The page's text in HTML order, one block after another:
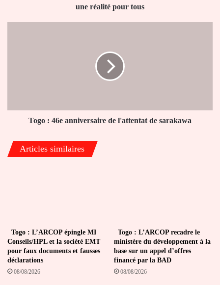
une réalité pour tous
Togo : 46e anniversaire de l'attentat de sarakawa
Articles similaires
Togo : L’ARCOP épingle MI
Conseils/HPL et la société EMT
pour faux documents et fausses
déclarations
08/08/2026
Togo : L’ARCOP recadre le
ministère du développement à la
base sur un appel d’offres
financé par la BAD
08/08/2026